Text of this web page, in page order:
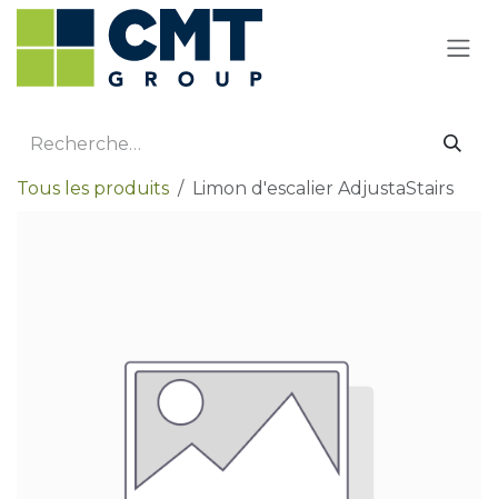
Se rendre au contenu
Tous les produits Limon d'escalier AdjustaStairs